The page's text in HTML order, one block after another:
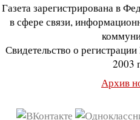
Газета зарегистрирована в
в сфере связи,
Свидетельство о
2003
Архив